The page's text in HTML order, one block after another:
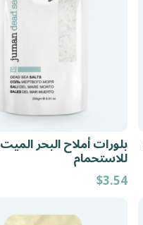
بلورات أملاح البحر الميت
للاستحمام
$3.54